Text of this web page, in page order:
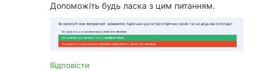
Допоможіть будь ласка з цим питанням.
Відповісти